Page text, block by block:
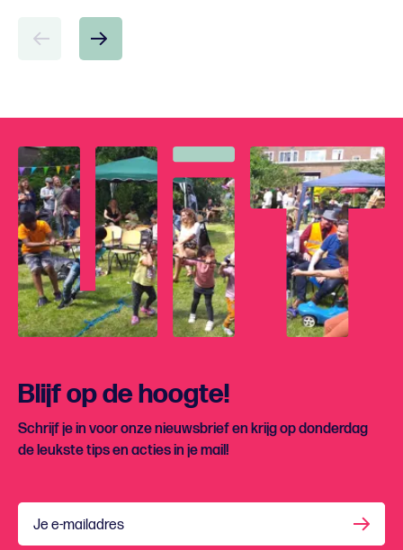
Blijf op de hoogte!
Schrijf je in voor onze nieuwsbrief en krijg op donderdag
de leukste tips en acties in je mail!
Je e-mailadres